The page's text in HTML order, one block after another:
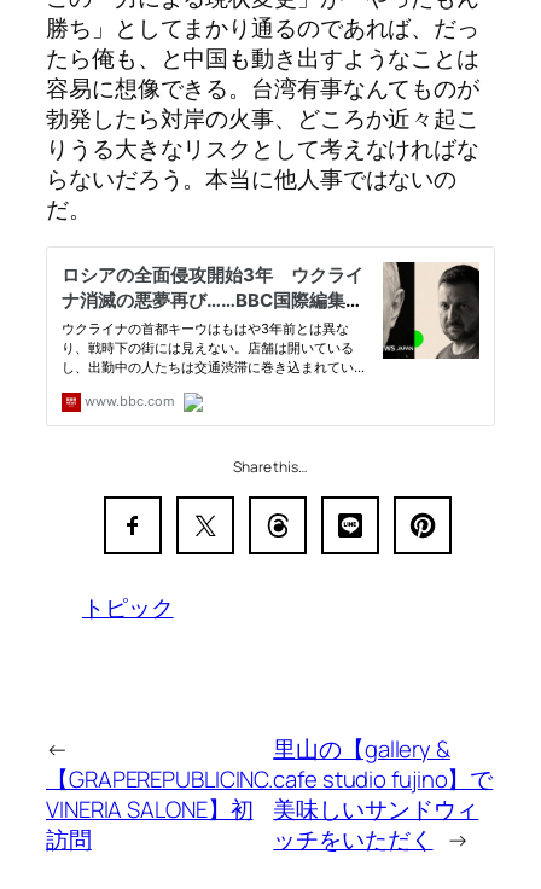
勝ち」としてまかり通るのであれば、だっ
たら俺も、と中国も動き出すようなことは
容易に想像できる。台湾有事なんてものが
勃発したら対岸の火事、どころか近々起こ
りうる大きなリスクとして考えなければな
らないだろう。本当に他人事ではないの
だ。
Share this…
トピック
←
【GRAPEREPUBLICINC.
VINERIA SALONE】初
訪問
里山の【gallery &
cafe studio fujino】で
美味しいサンドウィ
ッチをいただく
→